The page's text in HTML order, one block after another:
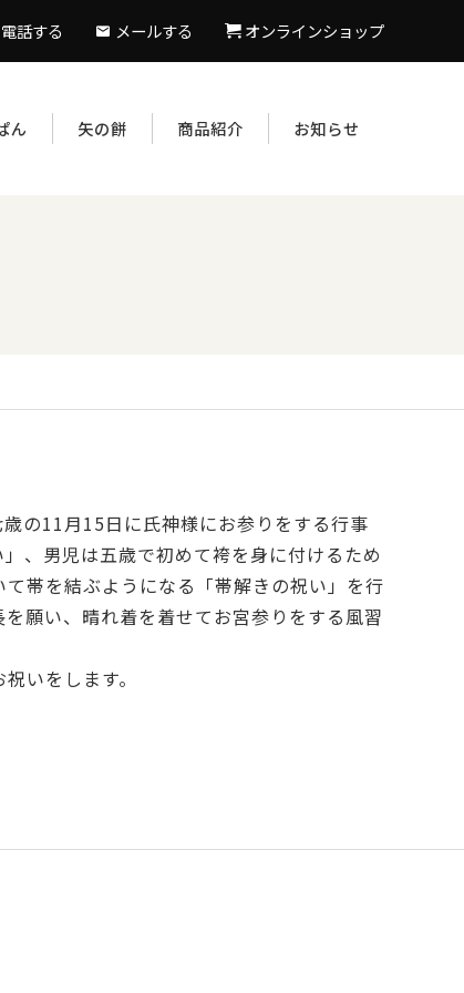
電話する メールする オンラインショップ
ん 矢の餅 商品紹介 お知らせ
の11月15日に氏神様にお参りをする行事
、男児は五歳で初めて袴を身に付けるため
帯を結ぶようになる「帯解きの祝い」を行
願い、晴れ着を着せてお宮参りをする風習
いをします。